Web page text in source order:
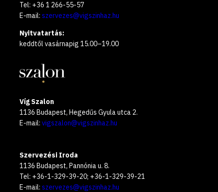
Tel: +36 1 266-55-57
E-mail: szervezes@vigszinhaz.hu
Nyitvatartás:
keddtől vasárnapig 15.00–19.00
Víg Szalon
1136 Budapest, Hegedűs Gyula utca 2.
E-mail: vigszalon@vigszinhaz.hu
Szervezési Iroda
1136 Budapest, Pannónia u. 8.
Tel: +36-1-329-39-20; +36-1-329-39-21
E-mail: szervezes@vigszinhaz.hu